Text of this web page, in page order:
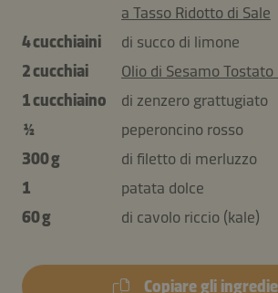
a Tasso Ridotto di Sale
4 cucchiaini
di succo di limone
2 cucchiai
Olio di Sesamo
1 cucchiaino
di zenzero grattugiato
½
peperoncino rosso
300 g
di filetto di merluzzo
1
patata dolce
60 g
di cavolo riccio (kale)
Copiare gli